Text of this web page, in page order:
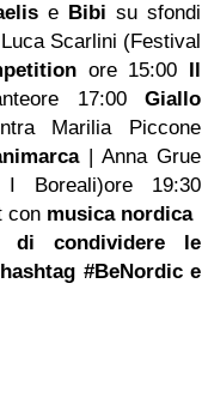
e Bibi su sfondi
Scarlini (Festival
ore 15:00 Il
ore 17:00Giallo
Marilia Piccone
| Anna Grue
I Boreali)ore 19:30
con musica nordica
di condividere le
#BeNordic e